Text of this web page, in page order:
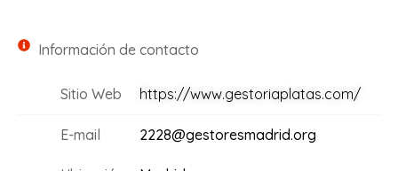
Información de contacto
Sitio Web https://www.gestoriaplatas.com/
E-mail 2228@gestoresmadrid.org